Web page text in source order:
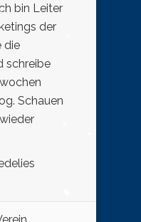
bin Leiter
der
die
schreibe
Schauen